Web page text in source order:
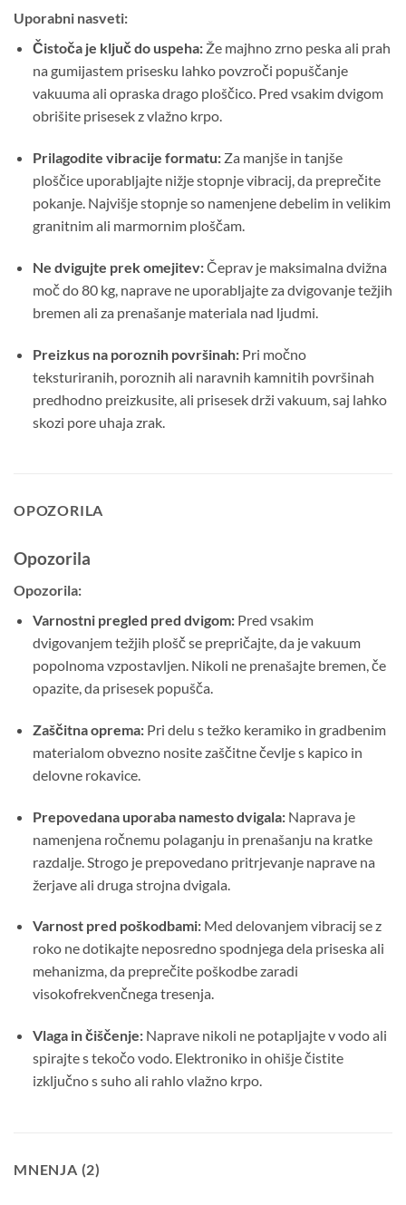
Uporabni nasveti:
Čistoča je ključ do uspeha:Že majhno zrno peska ali prah
na gumijastem prisesku lahko povzroči popuščanje
vakuuma ali opraska drago ploščico. Pred vsakim dvigom
obrišite prisesek z vlažno krpo.
Prilagodite vibracije formatu:Za manjše in tanjše
ploščice uporabljajte nižje stopnje vibracij, da preprečite
pokanje. Najvišje stopnje so namenjene debelim in velikim
granitnim ali marmornim ploščam.
Ne dvigujte prek omejitev:Čeprav je maksimalna dvižna
moč do 80 kg, naprave ne uporabljajte za dvigovanje težjih
bremen ali za prenašanje materiala nad ljudmi.
Preizkus na poroznih površinah:Pri močno
teksturiranih, poroznih ali naravnih kamnitih površinah
predhodno preizkusite, ali prisesek drži vakuum, saj lahko
skozi pore uhaja zrak.
OPOZORILA
Opozorila
Opozorila:
Varnostni pregled pred dvigom:Pred vsakim
dvigovanjem težjih plošč se prepričajte, da je vakuum
popolnoma vzpostavljen. Nikoli ne prenašajte bremen, če
opazite, da prisesek popušča.
Zaščitna oprema:Pri delu s težko keramiko in gradbenim
materialom obvezno nosite zaščitne čevlje s kapico in
delovne rokavice.
Prepovedana uporaba namesto dvigala:Naprava je
namenjena ročnemu polaganju in prenašanju na kratke
razdalje. Strogo je prepovedano pritrjevanje naprave na
žerjave ali druga strojna dvigala.
Varnost pred poškodbami:Med delovanjem vibracij se z
roko ne dotikajte neposredno spodnjega dela priseska ali
mehanizma, da preprečite poškodbe zaradi
visokofrekvenčnega tresenja.
Vlaga in čiščenje:Naprave nikoli ne potapljajte v vodo ali
spirajte s tekočo vodo. Elektroniko in ohišje čistite
izključno s suho ali rahlo vlažno krpo.
MNENJA (2)